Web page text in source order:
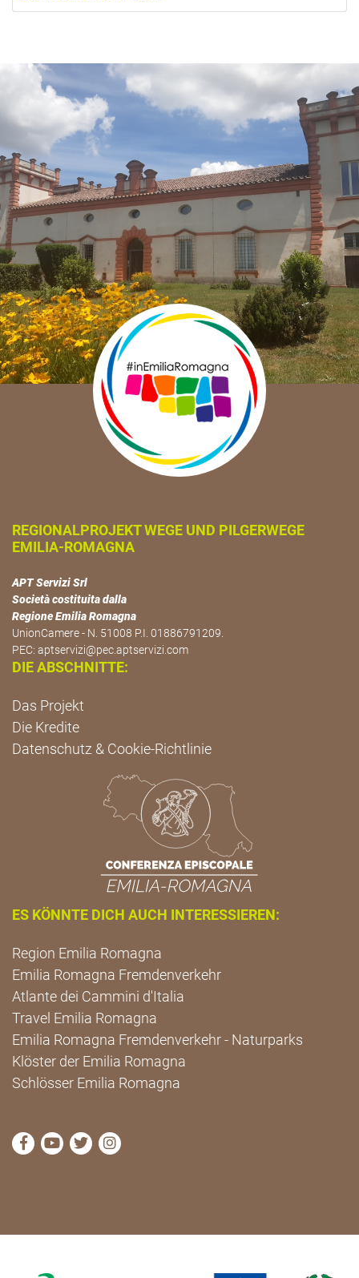
REGIONALPROJEKT WEGE UND PILGERWEGE
EMILIA-ROMAGNA
APT Servizi Srl
Società costituita dalla
Regione Emilia Romagna
UnionCamere - N. 51008 P.I. 01886791209.
PEC: aptservizi@pec.aptservizi.com
DIE ABSCHNITTE:
Das Projekt
Die Kredite
Datenschutz & Cookie-Richtlinie
ES KÖNNTE DICH AUCH INTERESSIEREN:
Region Emilia Romagna
Emilia Romagna Fremdenverkehr
Atlante dei Cammini d'Italia
Travel Emilia Romagna
Emilia Romagna Fremdenverkehr - Naturparks
Klöster der Emilia Romagna
Schlösser Emilia Romagna
die Seite Facebook von Cammini Emilia-Romagna
die Seite YouTube von Cammini Emilia-
die Seite Twitter von Cammini Emilia-
die Seite Instagram von Cammini